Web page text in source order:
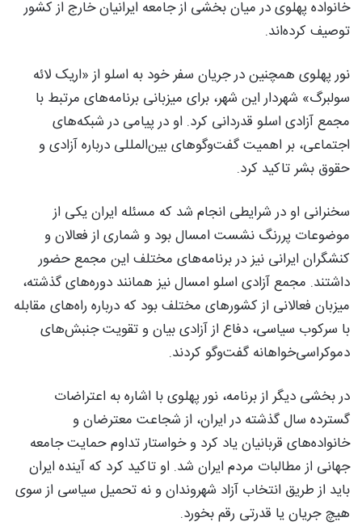
خانواده پهلوی در میان بخشی از جامعه ایرانیان خارج از کشور
توصیف کرده‌اند.
نور پهلوی همچنین در جریان سفر خود به اسلو از «اریک لائه
سولبرگ» شهردار این شهر، برای میزبانی برنامه‌های مرتبط با
مجمع آزادی اسلو قدردانی کرد. او در پیامی در شبکه‌های
اجتماعی، بر اهمیت گفت‌وگوهای بین‌المللی درباره آزادی و
حقوق بشر تاکید کرد.
سخنرانی او در شرایطی انجام شد که مسئله ایران یکی از
موضوعات پررنگ نشست امسال بود و شماری از فعالان و
کنشگران ایرانی نیز در برنامه‌های مختلف این مجمع حضور
داشتند. مجمع آزادی اسلو امسال نیز همانند دوره‌های گذشته،
میزبان فعالانی از کشورهای مختلف بود که درباره راه‌های مقابله
با سرکوب سیاسی، دفاع از آزادی بیان و تقویت جنبش‌های
دموکراسی‌خواهانه گفت‌وگو کردند.
در بخشی دیگر از برنامه، نور پهلوی با اشاره به اعتراضات
گسترده سال گذشته در ایران، از شجاعت معترضان و
خانواده‌های قربانیان یاد کرد و خواستار تداوم حمایت جامعه
جهانی از مطالبات مردم ایران شد. او تاکید کرد که آینده ایران
باید از طریق انتخاب آزاد شهروندان و نه تحمیل سیاسی از سوی
هیچ جریان یا قدرتی رقم بخورد.